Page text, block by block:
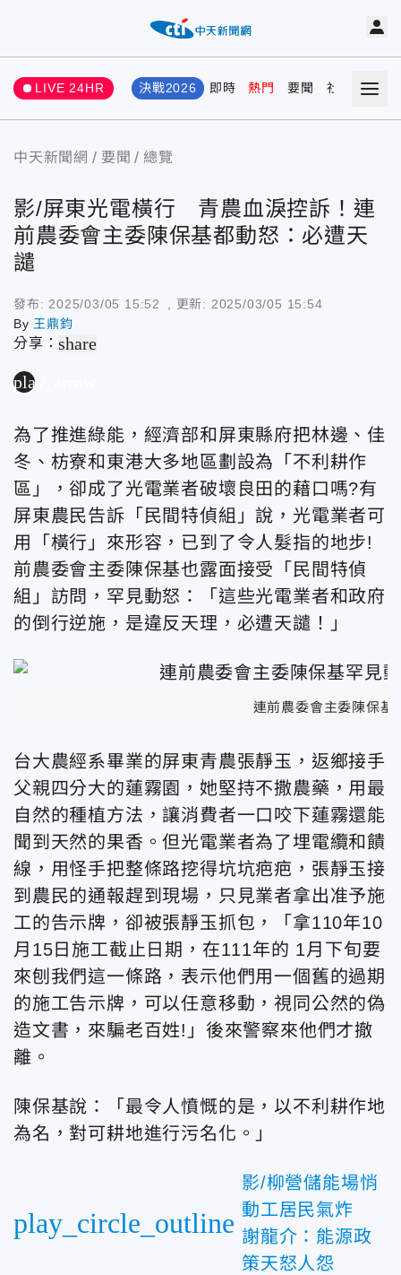
LIVE 24HR 決戰2026 即時 熱門 要聞 社會 娛樂
中天新聞網 要聞 總覽
影/屏東光電橫行 青農血淚控訴！連
前農委會主委陳保基都動怒：必遭天
譴
發布: 2025/03/05 15:52 , 更新: 2025/03/05 15:54
By 王鼎鈞
分享：share
play_arrow
為了推進綠能，經濟部和屏東縣府把林邊、佳
冬、枋寮和東港大多地區劃設為「不利耕作
區」，卻成了光電業者破壞良田的藉口嗎?有
屏東農民告訴「民間特偵組」說，光電業者可
用「橫行」來形容，已到了令人髮指的地步!
前農委會主委陳保基也露面接受「民間特偵
組」訪問，罕見動怒：「這些光電業者和政府
的倒行逆施，是違反天理，必遭天譴！」
連前農委會主委陳保基
台大農經系畢業的屏東青農張靜玉，返鄉接手
父親四分大的蓮霧園，她堅持不撒農藥，用最
自然的種植方法，讓消費者一口咬下蓮霧還能
聞到天然的果香。但光電業者為了埋電纜和饋
線，用怪手把整條路挖得坑坑疤疤，張靜玉接
到農民的通報趕到現場，只見業者拿出准予施
工的告示牌，卻被張靜玉抓包，「拿110年10
月15日施工截止日期，在111年的 1月下旬要
來刨我們這一條路，表示他們用一個舊的過期
的施工告示牌，可以任意移動，視同公然的偽
造文書，來騙老百姓!」後來警察來他們才撤
離。
陳保基說：「最令人憤慨的是，以不利耕作地
為名，對可耕地進行污名化。」
play_circle_outline
影/柳營儲能場悄
動工居民氣炸
謝龍介：能源政
策天怒人怨